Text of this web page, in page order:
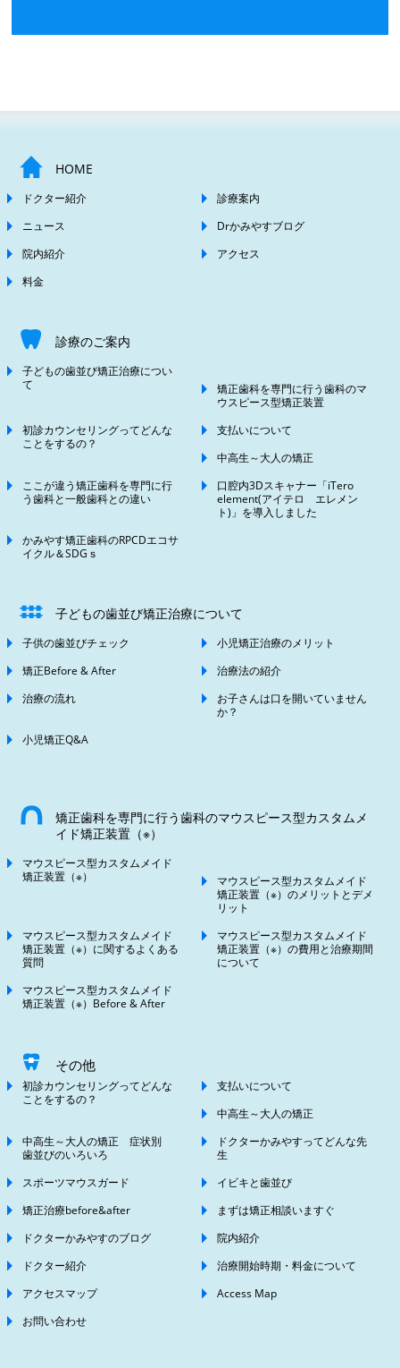
HOME
ドクター紹介
診療案内
ニュース
Drかみやすブログ
院内紹介
アクセス
料金
診療のご案内
子どもの歯並び矯正治療につい
て
矯正歯科を専門に行う歯科のマ
ウスピース型矯正装置
初診カウンセリングってどんな
ことをするの？
支払いについて
中高生～大人の矯正
ここが違う矯正歯科を専門に行
う歯科と一般歯科との違い
口腔内3Dスキャナー「iTero
element(アイテロ エレメン
ト)」を導入しました
かみやす矯正歯科のRPCDエコサ
イクル＆SDGｓ
子どもの歯並び矯正治療について
子供の歯並びチェック
小児矯正治療のメリット
矯正Before & After
治療法の紹介
治療の流れ
お子さんは口を開いていません
か？
小児矯正Q&A
矯正歯科を専門に行う歯科のマウスピース型カスタムメ
イド矯正装置（※）
マウスピース型カスタムメイド
矯正装置（※）
マウスピース型カスタムメイド
矯正装置（※）のメリットとデメ
リット
マウスピース型カスタムメイド
矯正装置（※）に関するよくある
質問
マウスピース型カスタムメイド
矯正装置（※）の費用と治療期間
について
マウスピース型カスタムメイド
矯正装置（※）Before & After
その他
初診カウンセリングってどんな
ことをするの？
支払いについて
中高生～大人の矯正
中高生～大人の矯正 症状別
歯並びのいろいろ
ドクターかみやすってどんな先
生
スポーツマウスガード
イビキと歯並び
矯正治療before&after
まずは矯正相談いますぐ
ドクターかみやすのブログ
院内紹介
ドクター紹介
治療開始時期・料金について
アクセスマップ
Access Map
お問い合わせ